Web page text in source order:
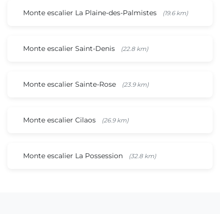
Monte escalier La Plaine-des-Palmistes (19.6 km)
Monte escalier Saint-Denis (22.8 km)
Monte escalier Sainte-Rose (23.9 km)
Monte escalier Cilaos (26.9 km)
Monte escalier La Possession (32.8 km)